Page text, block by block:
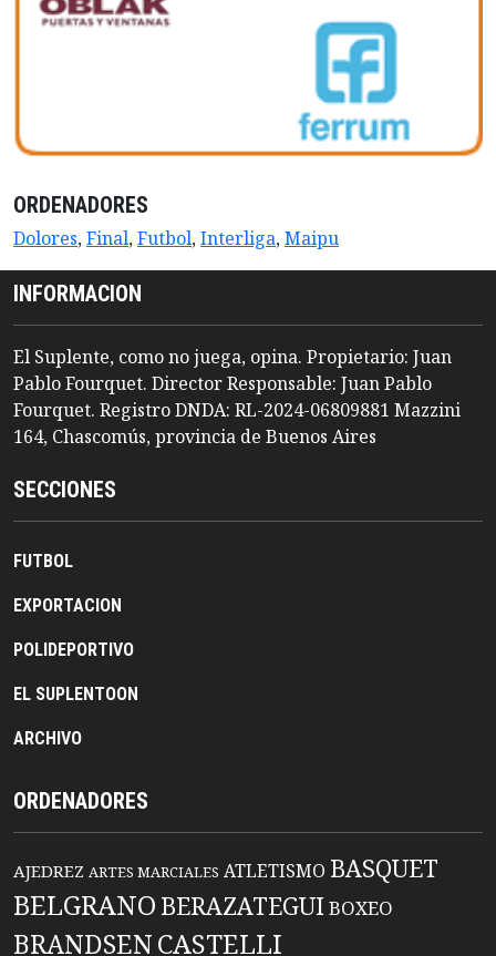
ORDENADORES
Dolores,Final,Futbol,Interliga,Maipu
INFORMACION
El Suplente, como no juega, opina. Propietario: Juan
Pablo Fourquet. Director Responsable: Juan Pablo
Fourquet. Registro DNDA: RL-2024-06809881 Mazzini
164, Chascomús, provincia de Buenos Aires
SECCIONES
FUTBOL
EXPORTACION
POLIDEPORTIVO
EL SUPLENTOON
ARCHIVO
ORDENADORES
AJEDREZ ARTES MARCIALES ATLETISMO BASQUET
BELGRANO BERAZATEGUIBOXEO
BRANDSENCASTELLI